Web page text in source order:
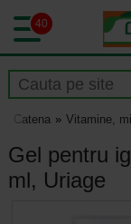
40
Catena Vitamine,
Gel pentru
ml, Uriage